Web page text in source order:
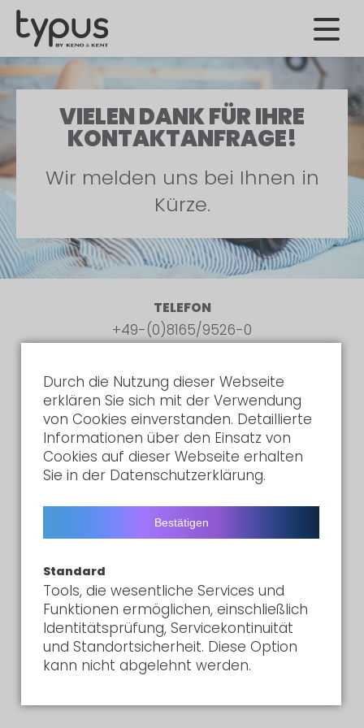
VIELEN DANK FÜR IHRE
KONTAKTANFRAGE!
Wir melden uns bei Ihnen in
Kürze.
TELEFON
+49-(0)8165/9526-0
MZE-Möbel-Zentral-Einkauf GmbH
Lohweg 31
85375 Neufahrn b. Freising
E-MAIL
Datenschutz
Impressum
Durch die Nutzung dieser Webseite
erklären Sie sich mit der Verwendung
von Cookies einverstanden. Detaillierte
Informationen über den Einsatz von
Cookies auf dieser Webseite erhalten
Sie in der Datenschutzerklärung.
Bestätigen
Standard
Tools, die wesentliche Services und
Funktionen ermöglichen, einschließlich
Identitätsprüfung, Servicekontinuität
und Standortsicherheit. Diese Option
kann nicht abgelehnt werden.